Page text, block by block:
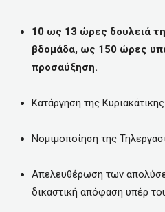
10 ως 13 ώρες δουλειά
βδομάδα, ως 150 ώρες
προσαύξηση.
Κατάργηση της
Νομιμοποίηση της
Απελευθέρωση των
δικαστική απόφαση υπέρ